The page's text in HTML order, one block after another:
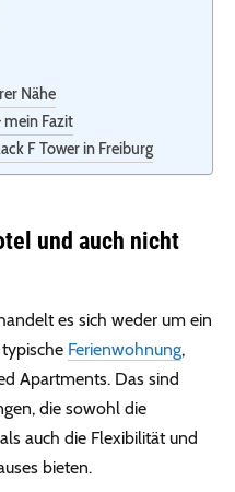
Nähe
mein Fazit
F Tower in Freiburg
und auch nicht
es sich weder um ein
Ferienwohnung,
Apartments. Das sind
die sowohl die
auch die Flexibilität und
bieten.